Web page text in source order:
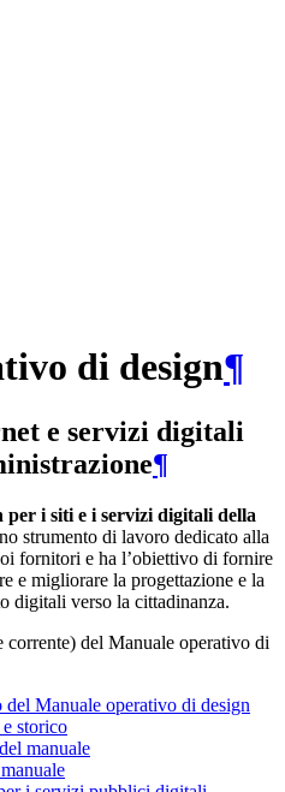
di design¶
e servizi digitali
¶
i siti e i servizi digitali della
strumento di lavoro dedicato alla
fornitori e ha l’obiettivo di fornire
e migliorare la progettazione e la
digitali verso la cittadinanza.
del Manuale operativo di
del Manuale operativo di design
storico
manuale